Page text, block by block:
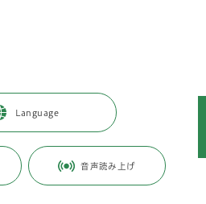
Language
音声読み上げ
> 福祉・介護
日付：2026年6月17日 / ページ番号：C131474